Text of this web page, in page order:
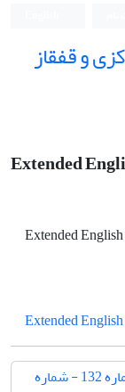
و قفقاز
Extended
Extended
Extended
دوره 31، شماره 132 - شماره